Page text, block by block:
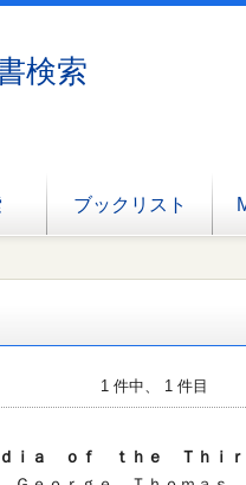
検索
ブックリスト
1 件中、 1 件目
ｄｉａ ｏｆ ｔｈｅ Ｔｈｉ